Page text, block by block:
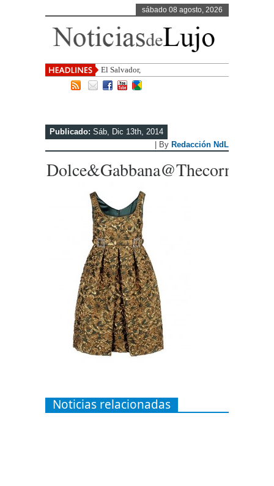
sábado 08 agosto, 2026
El Salvador, uno de los destinos co
Publicado: Sáb, Dic 13th, 2014
| By Redacción NdL
Noticias relacionadas